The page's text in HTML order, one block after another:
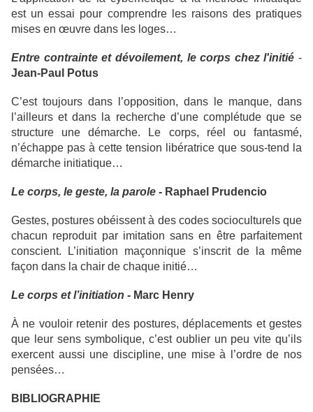
est un essai pour comprendre les raisons des pratiques
mises en œuvre dans les loges…
Entre contrainte et dévoilement, le corps chez l'initié -
Jean-Paul Potus
C’est toujours dans l’opposition, dans le manque, dans
l’ailleurs et dans la recherche d’une complétude que se
structure une démarche. Le corps, réel ou fantasmé,
n’échappe pas à cette tension libératrice que sous-tend la
démarche initiatique…
Le corps, le geste, la parole - Raphael Prudencio
Gestes, postures obéissent à des codes socioculturels que
chacun reproduit par imitation sans en être parfaitement
conscient. L’initiation maçonnique s’inscrit de la même
façon dans la chair de chaque initié…
Le corps et l’initiation - Marc Henry
À ne vouloir retenir des postures, déplacements et gestes
que leur sens symbolique, c’est oublier un peu vite qu’ils
exercent aussi une discipline, une mise à l’ordre de nos
pensées…
BIBLIOGRAPHIE